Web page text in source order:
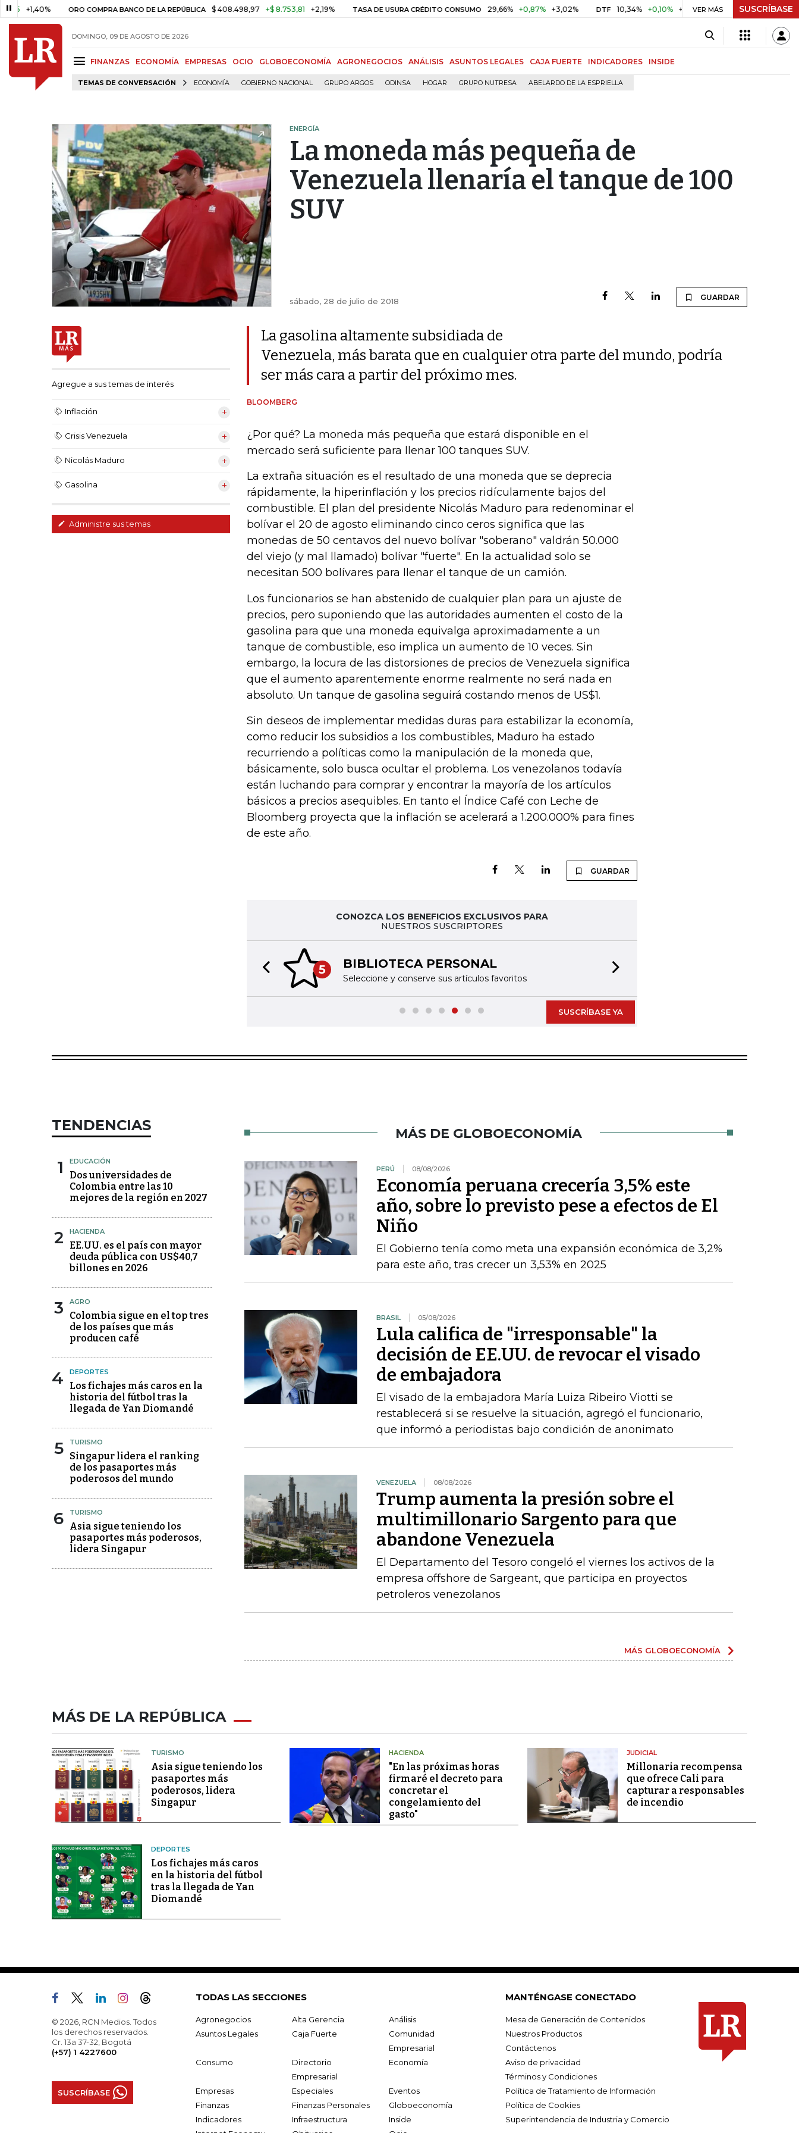
ORO COMPRA BANCO DE LA REPÚBLICA $ 408.498,97 +$ 8.753,81 +2,19% TASA DE USURA CRÉDITO CONSUMO 29,66% +0,87% +3,02% DTF 10,34% +0,10% +0,98% UVR $ 417,01 +$ 0,05
VER MÁS SUSCRÍBASE
DOMINGO, 09 DE AGOSTO DE 2026
FINANZAS ECONOMÍA EMPRESAS OCIO GLOBOECONOMÍA AGRONEGOCIOS ANÁLISIS ASUNTOS LEGALES CAJA FUERTE INDICADORES INSIDE
TEMAS DE CONVERSACIÓN ECONOMÍA GOBIERNO NACIONAL GRUPO ARGOS ODINSA HOGAR GRUPO NUTRESA ABELARDO DE LA ESPRIELLA
ENERGÍA
La moneda más pequeña de
Venezuela llenaría el tanque de 100
SUV
sábado, 28 de julio de 2018 GUARDAR
Agregue a sus temas de interés
Inflación
Crisis Venezuela
Nicolás Maduro
Gasolina
Administre sus temas
La gasolina altamente subsidiada de
Venezuela, más barata que en cualquier otra parte del mundo, podría
ser más cara a partir del próximo mes.
BLOOMBERG
¿Por qué? La moneda más pequeña que estará disponible en el
mercado será suficiente para llenar 100 tanques SUV.
La extraña situación es el resultado de una moneda que se deprecia
rápidamente, la hiperinflación y los precios ridículamente bajos del
combustible. El plan del presidente Nicolás Maduro para redenominar el
bolívar el 20 de agosto eliminando cinco ceros significa que las
monedas de 50 centavos del nuevo bolívar "soberano" valdrán 50.000
del viejo (y mal llamado) bolívar "fuerte". En la actualidad solo se
necesitan 500 bolívares para llenar el tanque de un camión.
Los funcionarios se han abstenido de cualquier plan para un ajuste de
precios, pero suponiendo que las autoridades aumenten el costo de la
gasolina para que una moneda equivalga aproximadamente a un
tanque de combustible, eso implica un aumento de 10 veces. Sin
embargo, la locura de las distorsiones de precios de Venezuela significa
que el aumento aparentemente enorme realmente no será nada en
absoluto. Un tanque de gasolina seguirá costando menos de US$1.
Sin deseos de implementar medidas duras para estabilizar la economía,
como reducir los subsidios a los combustibles, Maduro ha estado
recurriendo a políticas como la manipulación de la moneda que,
básicamente, solo busca ocultar el problema. Los venezolanos todavía
están luchando para comprar y encontrar la mayoría de los artículos
básicos a precios asequibles. En tanto el Índice Café con Leche de
Bloomberg proyecta que la inflación se acelerará a 1.200.000% para fines
de este año.
GUARDAR
CONOZCA LOS BENEFICIOS EXCLUSIVOS PARA
NUESTROS SUSCRIPTORES
5 BIBLIOTECA PERSONAL
Seleccione y conserve sus artículos favoritos
Previous slide
SUSCRÍBASE YA
TENDENCIAS
1 EDUCACIÓN
Dos universidades de
Colombia entre las 10
mejores de la región en 2027
2 HACIENDA
EE.UU. es el país con mayor
deuda pública con US$40,7
billones en 2026
3 AGRO
Colombia sigue en el top tres
de los países que más
producen café
4 DEPORTES
Los fichajes más caros en la
historia del fútbol tras la
llegada de Yan Diomandé
5 TURISMO
Singapur lidera el ranking
de los pasaportes más
poderosos del mundo
6 TURISMO
Asia sigue teniendo los
pasaportes más poderosos,
lidera Singapur
MÁS DE GLOBOECONOMÍA
PERÚ 08/08/2026
Economía peruana crecería 3,5% este
año, sobre lo previsto pese a efectos de El
Niño
El Gobierno tenía como meta una expansión económica de 3,2%
para este año, tras crecer un 3,53% en 2025
BRASIL 05/08/2026
Lula califica de "irresponsable" la
decisión de EE.UU. de revocar el visado
de embajadora
El visado de la embajadora María Luiza Ribeiro Viotti se
restablecerá si se resuelve la situación, agregó el funcionario,
que informó a periodistas bajo condición de anonimato
VENEZUELA 08/08/2026
Trump aumenta la presión sobre el
multimillonario Sargento para que
abandone Venezuela
El Departamento del Tesoro congeló el viernes los activos de la
empresa offshore de Sargeant, que participa en proyectos
petroleros venezolanos
MÁS GLOBOECONOMÍA
MÁS DE LA REPÚBLICA
TURISMO
Asia sigue teniendo los
pasaportes más
poderosos, lidera
Singapur
HACIENDA
"En las próximas horas
firmaré el decreto para
concretar el
congelamiento del
gasto"
JUDICIAL
Millonaria recompensa
que ofrece Cali para
capturar a responsables
de incendio
DEPORTES
Los fichajes más caros
en la historia del fútbol
tras la llegada de Yan
Diomandé
© 2026, RCN Medios. Todos
los derechos reservados.
Cr. 13a 37-32, Bogotá
(+57) 1 4227600
SUSCRÍBASE
TODAS LAS SECCIONES
Agronegocios Alta Gerencia
Análisis
Asuntos Legales
Caja Fuerte
Comunidad
Empresarial
Consumo
Directorio
Empresarial
Economía
Empresas Especiales
Eventos
Finanzas
Finanzas Personales
Globoeconomía
Indicadores
Infraestructura
Inside
MANTÉNGASE CONECTADO
Mesa de Generación de Contenidos
Nuestros Productos
Contáctenos
Aviso de privacidad
Términos y Condiciones
Política de Tratamiento de Información
Política de Cookies
Superintendencia de Industria y Comercio